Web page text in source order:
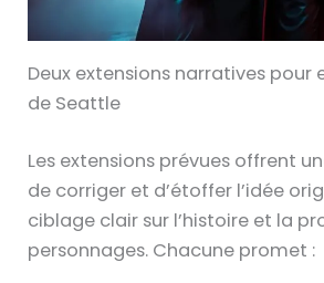
Deux extensions narratives pour
de Seattle
Les extensions prévues offrent
de corriger et d’étoffer l’idée
ciblage clair sur l’histoire et la
personnages. Chacune promet :